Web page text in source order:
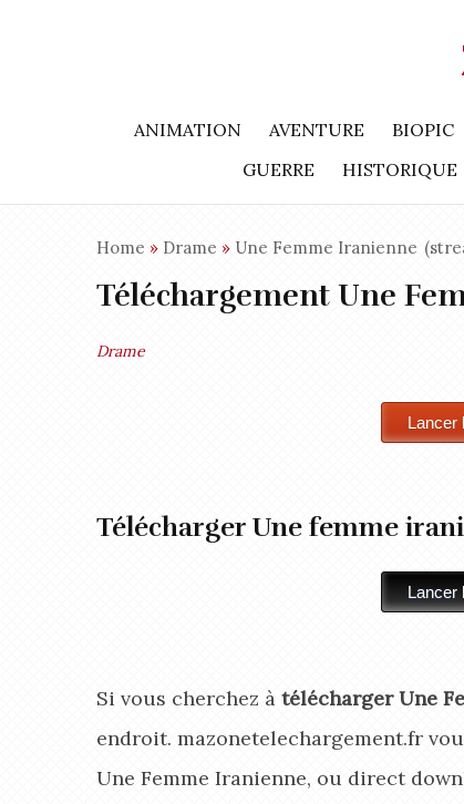
ANIMATION AVENTURE BIOPIC
GUERRE
HISTORIQUE
Home » Drame » Une Femme Iranienne
Téléchargement Une
Drame
Télécharger Une femme
Si vous cherchez à télécharger Une
endroit. mazonetelechargement.fr
Une Femme Iranienne, ou direct